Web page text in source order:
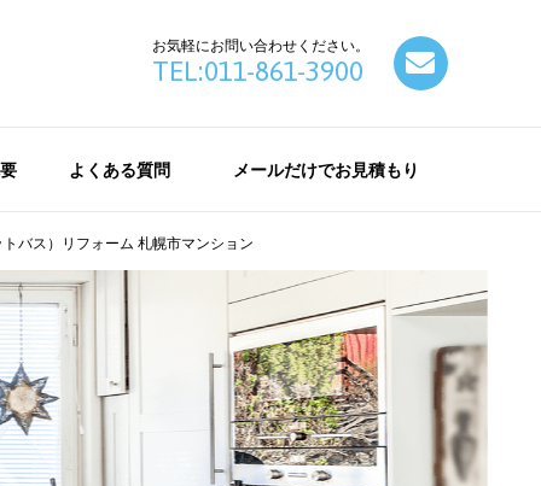
お気軽にお問い合わせください。
TEL:011-861-3900
よくある質問 メールだけでお見積もり
バス）リフォーム 札幌市マンション